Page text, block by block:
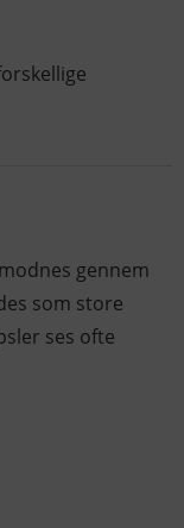
gennem
som store
ses ofte